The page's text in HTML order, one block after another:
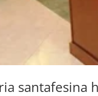
santafesina